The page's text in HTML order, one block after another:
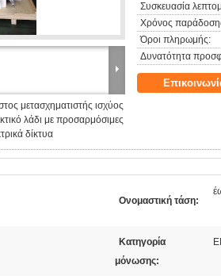
μετασχηματιστής ισχύος
λάδι με προσαρμόσιμες
δίκτυα
Συσκευασία
Χρόνος
Όροι πληρωμής:
Δυνατότητα
Ονομαστική τάση:
Κατηγορία
μόνωσης: